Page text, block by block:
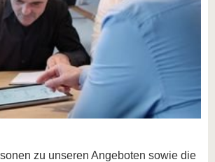
zu unseren Angeboten sowie die